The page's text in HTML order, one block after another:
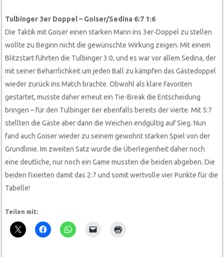
Tulbinger 3er Doppel – Goiser/Sedina 6:7 1:6
Die Taktik mit Goiser einen starken Mann ins 3er-Doppel zu stellen
wollte zu Beginn nicht die gewünschte Wirkung zeigen. Mit einem
Blitzstart führten die Tulbinger 3:0, und es war vor allem Sedina, der
mit seiner Beharrlichkeit um jeden Ball zu kämpfen das Gästedoppel
wieder zurück ins Match brachte. Obwohl als klare Favoriten
gestartet, musste daher erneut ein Tie-Break die Entscheidung
bringen – für den Tulbinger 6er ebenfalls bereits der vierte. Mit 5:7
stellten die Gäste aber dann die Weichen endgültig auf Sieg. Nun
fand auch Goiser wieder zu seinem gewohnt starken Spiel von der
Grundlinie. Im zweiten Satz wurde die Überlegenheit daher noch
eine deutliche, nur noch ein Game mussten die beiden abgeben. Die
beiden fixierten damit das 2:7 und somit wertvolle vier Punkte für die
Tabelle!
Teilen mit: